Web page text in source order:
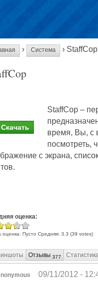
› Система › StaffCop
Скачать
StaffCop –
время, Вы, с
посмотреть,
с экрана,
оценка:
оценка: Пусто Средняя: 3.3 (39 votes)
Отзывы 377
09/11/2012 -